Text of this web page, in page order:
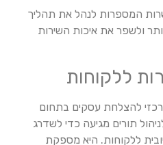
המספרות לנהל את תהליך
ולשפר את איכות השירות
ללקוחות
להצלחת עסקים בתחום
תורים מגיעה כדי לשדרג
ללקוחות. היא מספקת